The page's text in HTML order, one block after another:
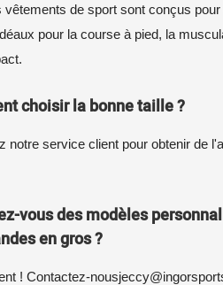
vêtements de sport sont conçus
pour la course à pied, la
choisir la bonne taille ?
notre service client pour obtenir de
vous des modèles
en gros ?
! Contactez-